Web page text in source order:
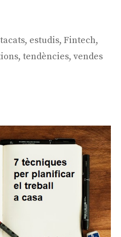
, estudis, Fintech,
, tendències, vendes